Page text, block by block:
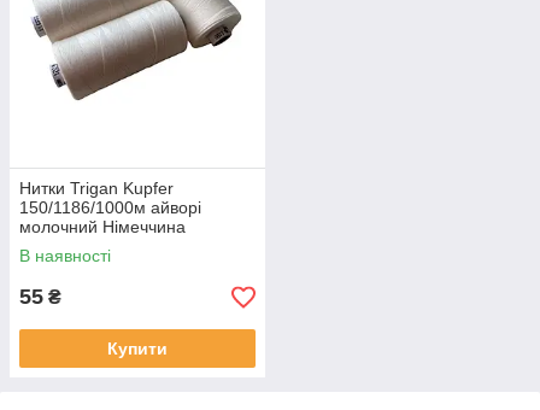
Нитки Trigan Kupfer
150/1186/1000м айворі
молочний Німеччина
В наявності
55 ₴
Купити